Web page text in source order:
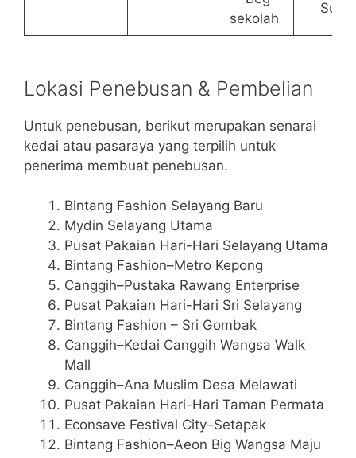
sekolah
Lokasi Penebusan & Pembelian
Untuk penebusan, berikut merupakan senarai
kedai atau pasaraya yang terpilih untuk
penerima membuat penebusan.
Bintang Fashion Selayang Baru
Mydin Selayang Utama
Pusat Pakaian Hari-Hari Selayang Utama
Bintang Fashion–Metro Kepong
Canggih–Pustaka Rawang Enterprise
Pusat Pakaian Hari-Hari Sri Selayang
Bintang Fashion – Sri Gombak
Canggih–Kedai Canggih Wangsa Walk
Mall
Canggih–Ana Muslim Desa Melawati
Pusat Pakaian Hari-Hari Taman Permata
Econsave Festival City–Setapak
Bintang Fashion–Aeon Big Wangsa Maju